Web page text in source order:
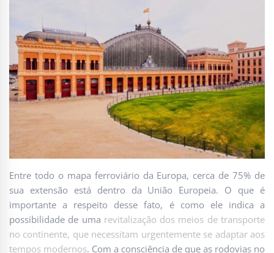
Entre todo o mapa ferroviário da Europa, cerca de 75% de
sua extensão está dentro da União Europeia. O que é
importante a respeito desse fato, é como ele indica a
possibilidade de uma revitalização dos meios de transporte
no continente, que necessitam urgentemente se adaptar aos
tempos modernos. Com a consciência de que as rodovias no